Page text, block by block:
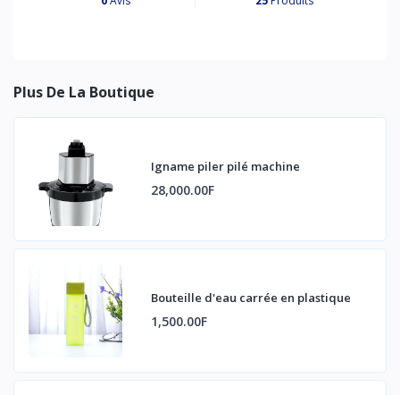
Plus De La Boutique
Igname piler pilé machine
28,000.00F
Bouteille d'eau carrée en plastique
1,500.00F